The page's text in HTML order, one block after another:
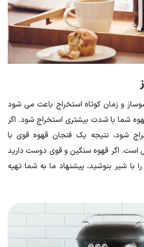
و زمان کوتاه استخراج باعث می شود
شما با شدت بیشتری استخراج شود. اگر
شود، نتیجه یک فنجان قهوه قوی با
است. اگر قهوه سنگین و قوی دوست دارید
با شیر بنوشید، پیشنهاد ما به شما تهیه